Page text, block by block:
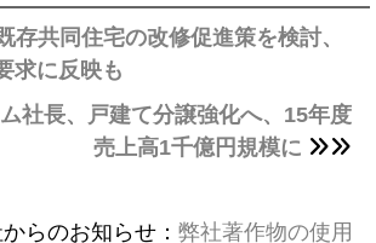
存共同住宅の改修促進策を検討、
求に反映も
社長、戸建て分譲強化へ、15年度
売上高1千億円規模に
らのお知らせ： 弊社著作物の使用